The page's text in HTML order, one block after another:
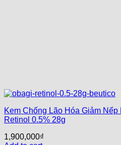
Kem Chống Lão Hóa Giảm
Retinol 0.5% 28g
1,900,000₫